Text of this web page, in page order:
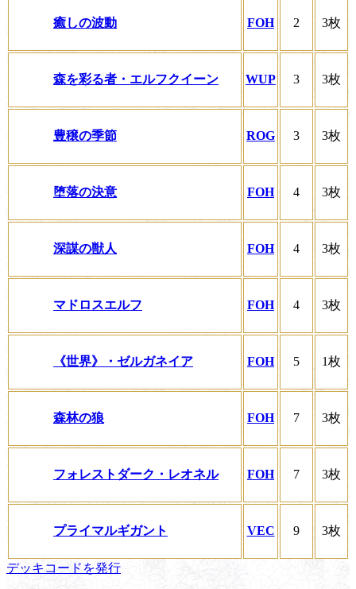
癒しの波動 FOH 2 3枚
森を彩る者・エルフクイーン WUP 3 3枚
豊穣の季節 ROG 3 3枚
堕落の決意 FOH 4 3枚
深謀の獣人 FOH 4 3枚
マドロスエルフ FOH 4 3枚
《世界》・ゼルガネイア FOH 5 1枚
森林の狼 FOH 7 3枚
フォレストダーク・レオネル FOH 7 3枚
プライマルギガント VEC 9 3枚
デッキコードを発行